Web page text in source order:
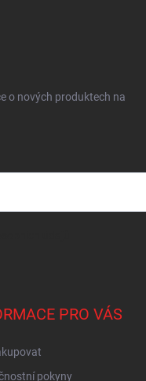
o nových produktech na
PRO VÁS
pokyny